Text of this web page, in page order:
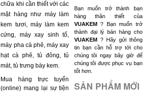
chữa khi cần thiết với các
mặt hàng như máy làm
kem tươi, máy làm kem
cứng, máy xay sinh tố,
máy pha cà phê, máy xay
hạt cà phê, tủ đông, tủ
mát, tủ trưng bày kem.
Mua hàng trực tuyến
(online) mang lại sự tiện
Bạn muốn trở thành bạn
hàng thân thiết của
VUAKEM
? Bạn muốn trở
thành đại lý bán hàng cho
VUAKEM
? Hãy gửi thông
tin bạn cần hỗ trợ tới cho
chúng tôi ngay bây giờ để
chúng tôi được phục vụ bạn
tốt hơn.
SẢN PHẨM MỚI